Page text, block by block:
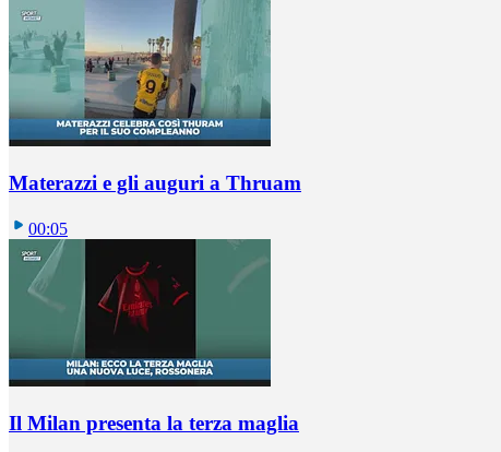
Materazzi e gli auguri a Thruam
00:05
Il Milan presenta la terza maglia